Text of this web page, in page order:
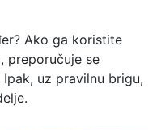
Ako ga koristite
preporučuje se
uz pravilnu brigu,